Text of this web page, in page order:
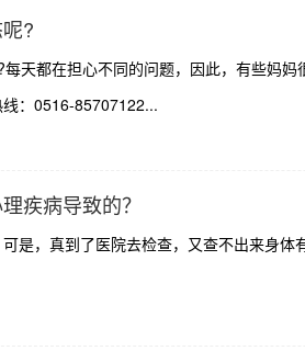
?
天都在担心不同的问题，因此，有些妈
：0516-85707122...
疾病导致的？
是，真到了医院去检查，又查不出来身体